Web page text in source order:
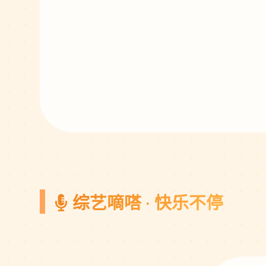
综艺嘀嗒 · 快乐不停